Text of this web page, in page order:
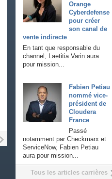
Orange
Cyberdefense
pour créer
son canal de
vente indirecte
En tant que responsable du
channel, Laetitia Varin aura
pour mission...
Fabien Petiau
nommé vice-
président de
Cloudera
France
Passé
notamment par Checkmarx et
ServiceNow, Fabien Petiau
aura pour mission...
Tous les articles carrières